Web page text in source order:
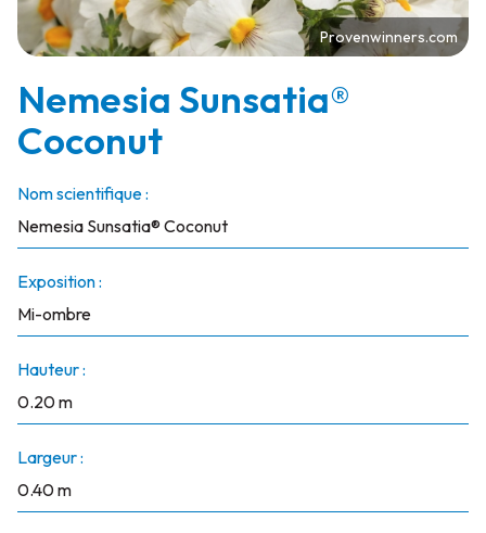
Provenwinners.com
Nemesia Sunsatia®
Coconut
Nom scientifique :
Nemesia Sunsatia® Coconut
Exposition :
Mi-ombre
Hauteur :
0.20 m
Largeur :
0.40 m